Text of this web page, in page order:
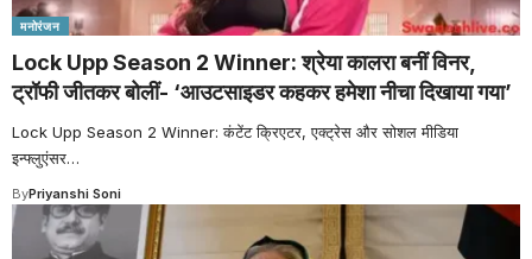
मनोरंजन
Lock Upp Season 2 Winner: श्रेया कालरा बनीं विनर,
ट्रॉफी जीतकर बोलीं- ‘आउटसाइडर कहकर हमेशा नीचा दिखाया गया’
Lock Upp Season 2 Winner: कंटेंट क्रिएटर, एक्ट्रेस और सोशल मीडिया
इन्फ्लुएंसर…
ByPriyanshi Soni